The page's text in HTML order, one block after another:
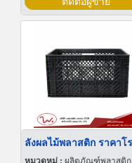
หมวดหมู่ : ผลิตภัณฑ์พลาสติก